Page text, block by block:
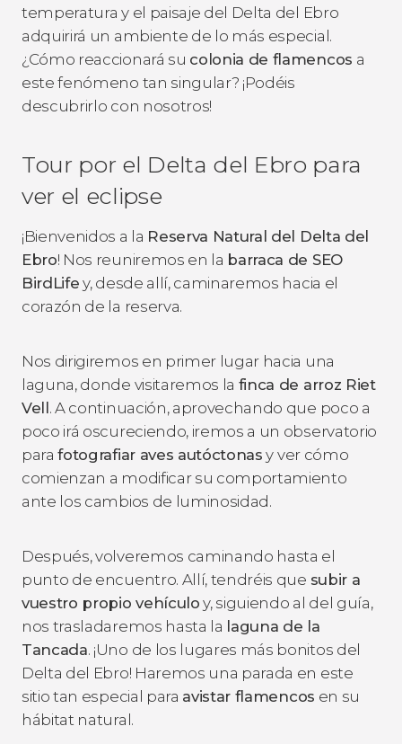
temperatura y el paisaje del Delta del Ebro
adquirirá un ambiente de lo más especial.
¿Cómo reaccionará su colonia de flamencos a
este fenómeno tan singular? ¡Podéis
descubrirlo con nosotros!
Tour por el Delta del Ebro para
ver el eclipse
¡Bienvenidos a la Reserva Natural del Delta del
Ebro! Nos reuniremos en la barraca de SEO
BirdLife y, desde allí, caminaremos hacia el
corazón de la reserva.
Nos dirigiremos en primer lugar hacia una
laguna, donde visitaremos la finca de arroz Riet
Vell . A continuación, aprovechando que poco a
poco irá oscureciendo, iremos a un observatorio
parafotografiar aves autóctonas y ver cómo
comienzan a modificar su comportamiento
ante los cambios de luminosidad.
Después, volveremos caminando hasta el
punto de encuentro. Allí, tendréis que subir a
vuestro propio vehículo y, siguiendo al del guía,
nos trasladaremos hasta la laguna de la
Tancada. ¡Uno de los lugares más bonitos del
Delta del Ebro! Haremos una parada en este
sitio tan especial para avistar flamencos en su
hábitat natural.